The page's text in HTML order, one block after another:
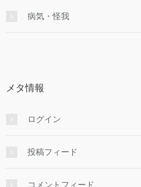
病気・怪我
メタ情報
ログイン
投稿フィード
コメントフィード